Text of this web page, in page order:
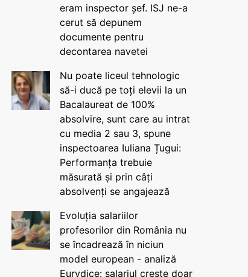
eram inspector șef. ISJ ne-a
cerut să depunem
documente pentru
decontarea navetei
Nu poate liceul tehnologic
să-i ducă pe toți elevii la un
Bacalaureat de 100%
absolvire, sunt care au intrat
cu media 2 sau 3, spune
inspectoarea Iuliana Țugui:
Performanța trebuie
măsurată și prin câți
absolvenți se angajează
Evoluția salariilor
profesorilor din România nu
se încadrează în niciun
model european - analiză
Eurydice: salariul crește doar